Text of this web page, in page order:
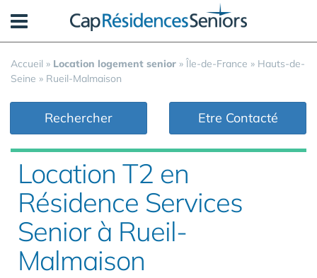
Accueil » Location logement senior » Île-de-France » Hauts-de-
Seine » Rueil-Malmaison
Rechercher Etre Contacté
Location T2 en
Résidence Services
Senior à Rueil-
Malmaison